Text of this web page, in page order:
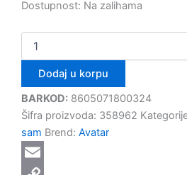
Dostupnost: Na zalihama
Dodaj u korpu
BARKOD: 8605071800324
Šifra proizvoda: 358962
sam Brend: Avatar